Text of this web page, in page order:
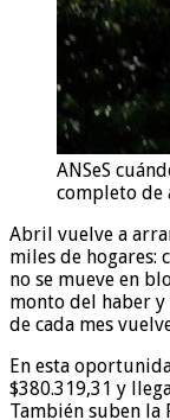
ANSeS
completo de
Abril vuelve a
miles de hogares:
no se mueve en
monto del haber
de cada mes
En esta
$380.319,31 y
También suben la